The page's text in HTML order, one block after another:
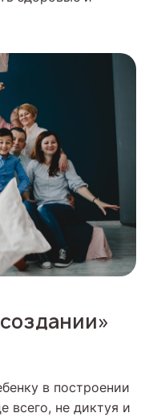
в построении
всего, не диктуя и